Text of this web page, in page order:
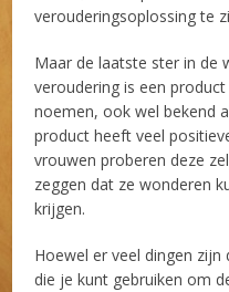
verouderingsoplossing te
Maar de laatste ster in de
veroudering is een
noemen, ook wel bekend
product heeft veel
vrouwen proberen deze
zeggen dat ze wonderen
krijgen.
Hoewel er veel dingen
die je kunt gebruiken om